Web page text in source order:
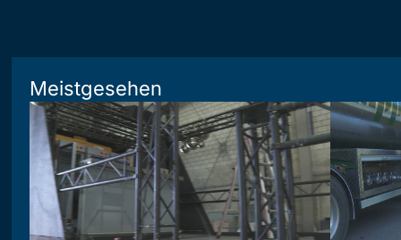
Meistgesehen